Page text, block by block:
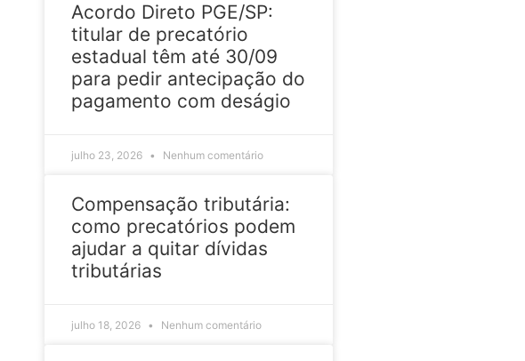
Acordo Direto PGE/SP:
titular de precatório
estadual têm até 30/09
para pedir antecipação do
pagamento com deságio
julho 23, 2026 Nenhum comentário
Compensação tributária:
como precatórios podem
ajudar a quitar dívidas
tributárias
julho 18, 2026 Nenhum comentário